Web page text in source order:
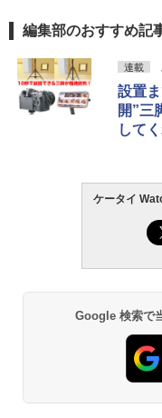
編集部のおすすめ記
連載
設置
開”三
して
ケータイ
Google 検索で